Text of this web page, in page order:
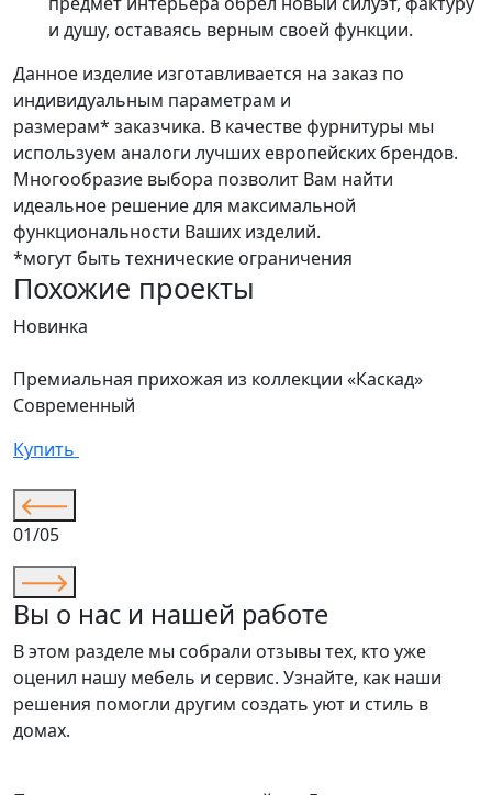
и душу, оставаясь верным своей функции.
Данное изделие изготавливается на заказ по
индивидуальным параметрам и
размерам* заказчика. В качестве фурнитуры мы
используем аналоги лучших европейских брендов.
Многообразие выбора позволит Вам найти
идеальное решение для максимальной
функциональности Ваших изделий.
*могут быть технические ограничения
Похожие проекты
Новинка
Премиальная прихожая из коллекции «Каскад»
Современный
Купить
01/05
Вы о нас и нашей работе
В этом разделе мы собрали отзывы тех, кто уже
оценил нашу мебель и сервис. Узнайте, как наши
решения помогли другим создать уют и стиль в
домах.